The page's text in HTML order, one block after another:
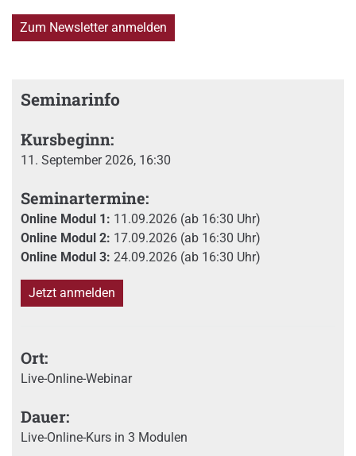
Zum Newsletter anmelden
Seminarinfo
Kursbeginn:
11. September 2026, 16:30
Seminartermine:
Online Modul 1: 11.09.2026 (ab 16:30 Uhr)
Online Modul 2: 17.09.2026 (ab 16:30 Uhr)
Online Modul 3: 24.09.2026 (ab 16:30 Uhr)
Jetzt anmelden
Ort:
Live-Online-Webinar
Dauer:
Live-Online-Kurs in 3 Modulen